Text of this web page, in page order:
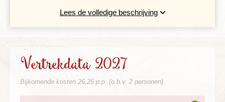
muziekgelegenheden kun je elke mogelijk muziekgenre
Historisch Vicksburg en het swingende
Memphis
Dag 3 New Orleans - Vicksburg (Mississippi)
Lees de volledige beschrijving
Vertrekdata 2027
Bijkomende kosten 26,25 p.p. (o.b.v. 2 personen)